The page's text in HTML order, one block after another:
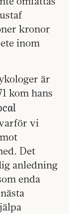
kronor
inom
är
kom hans
vi
Det
anledning
enda